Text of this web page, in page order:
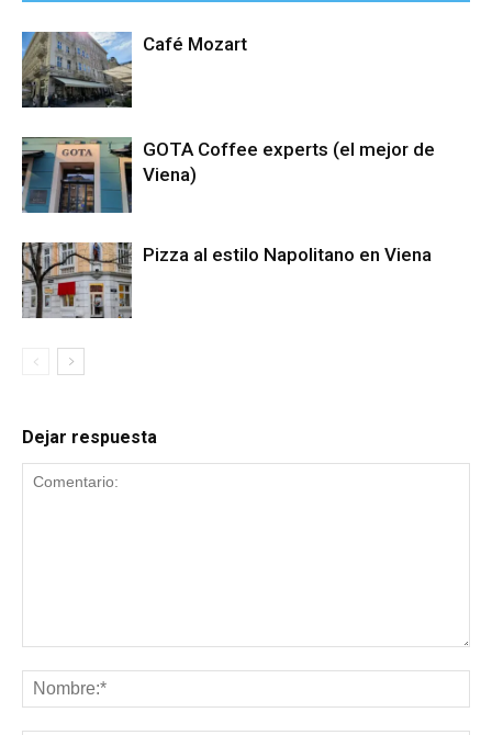
Café Mozart
GOTA Coffee experts (el mejor de
Viena)
Pizza al estilo Napolitano en Viena
Dejar respuesta